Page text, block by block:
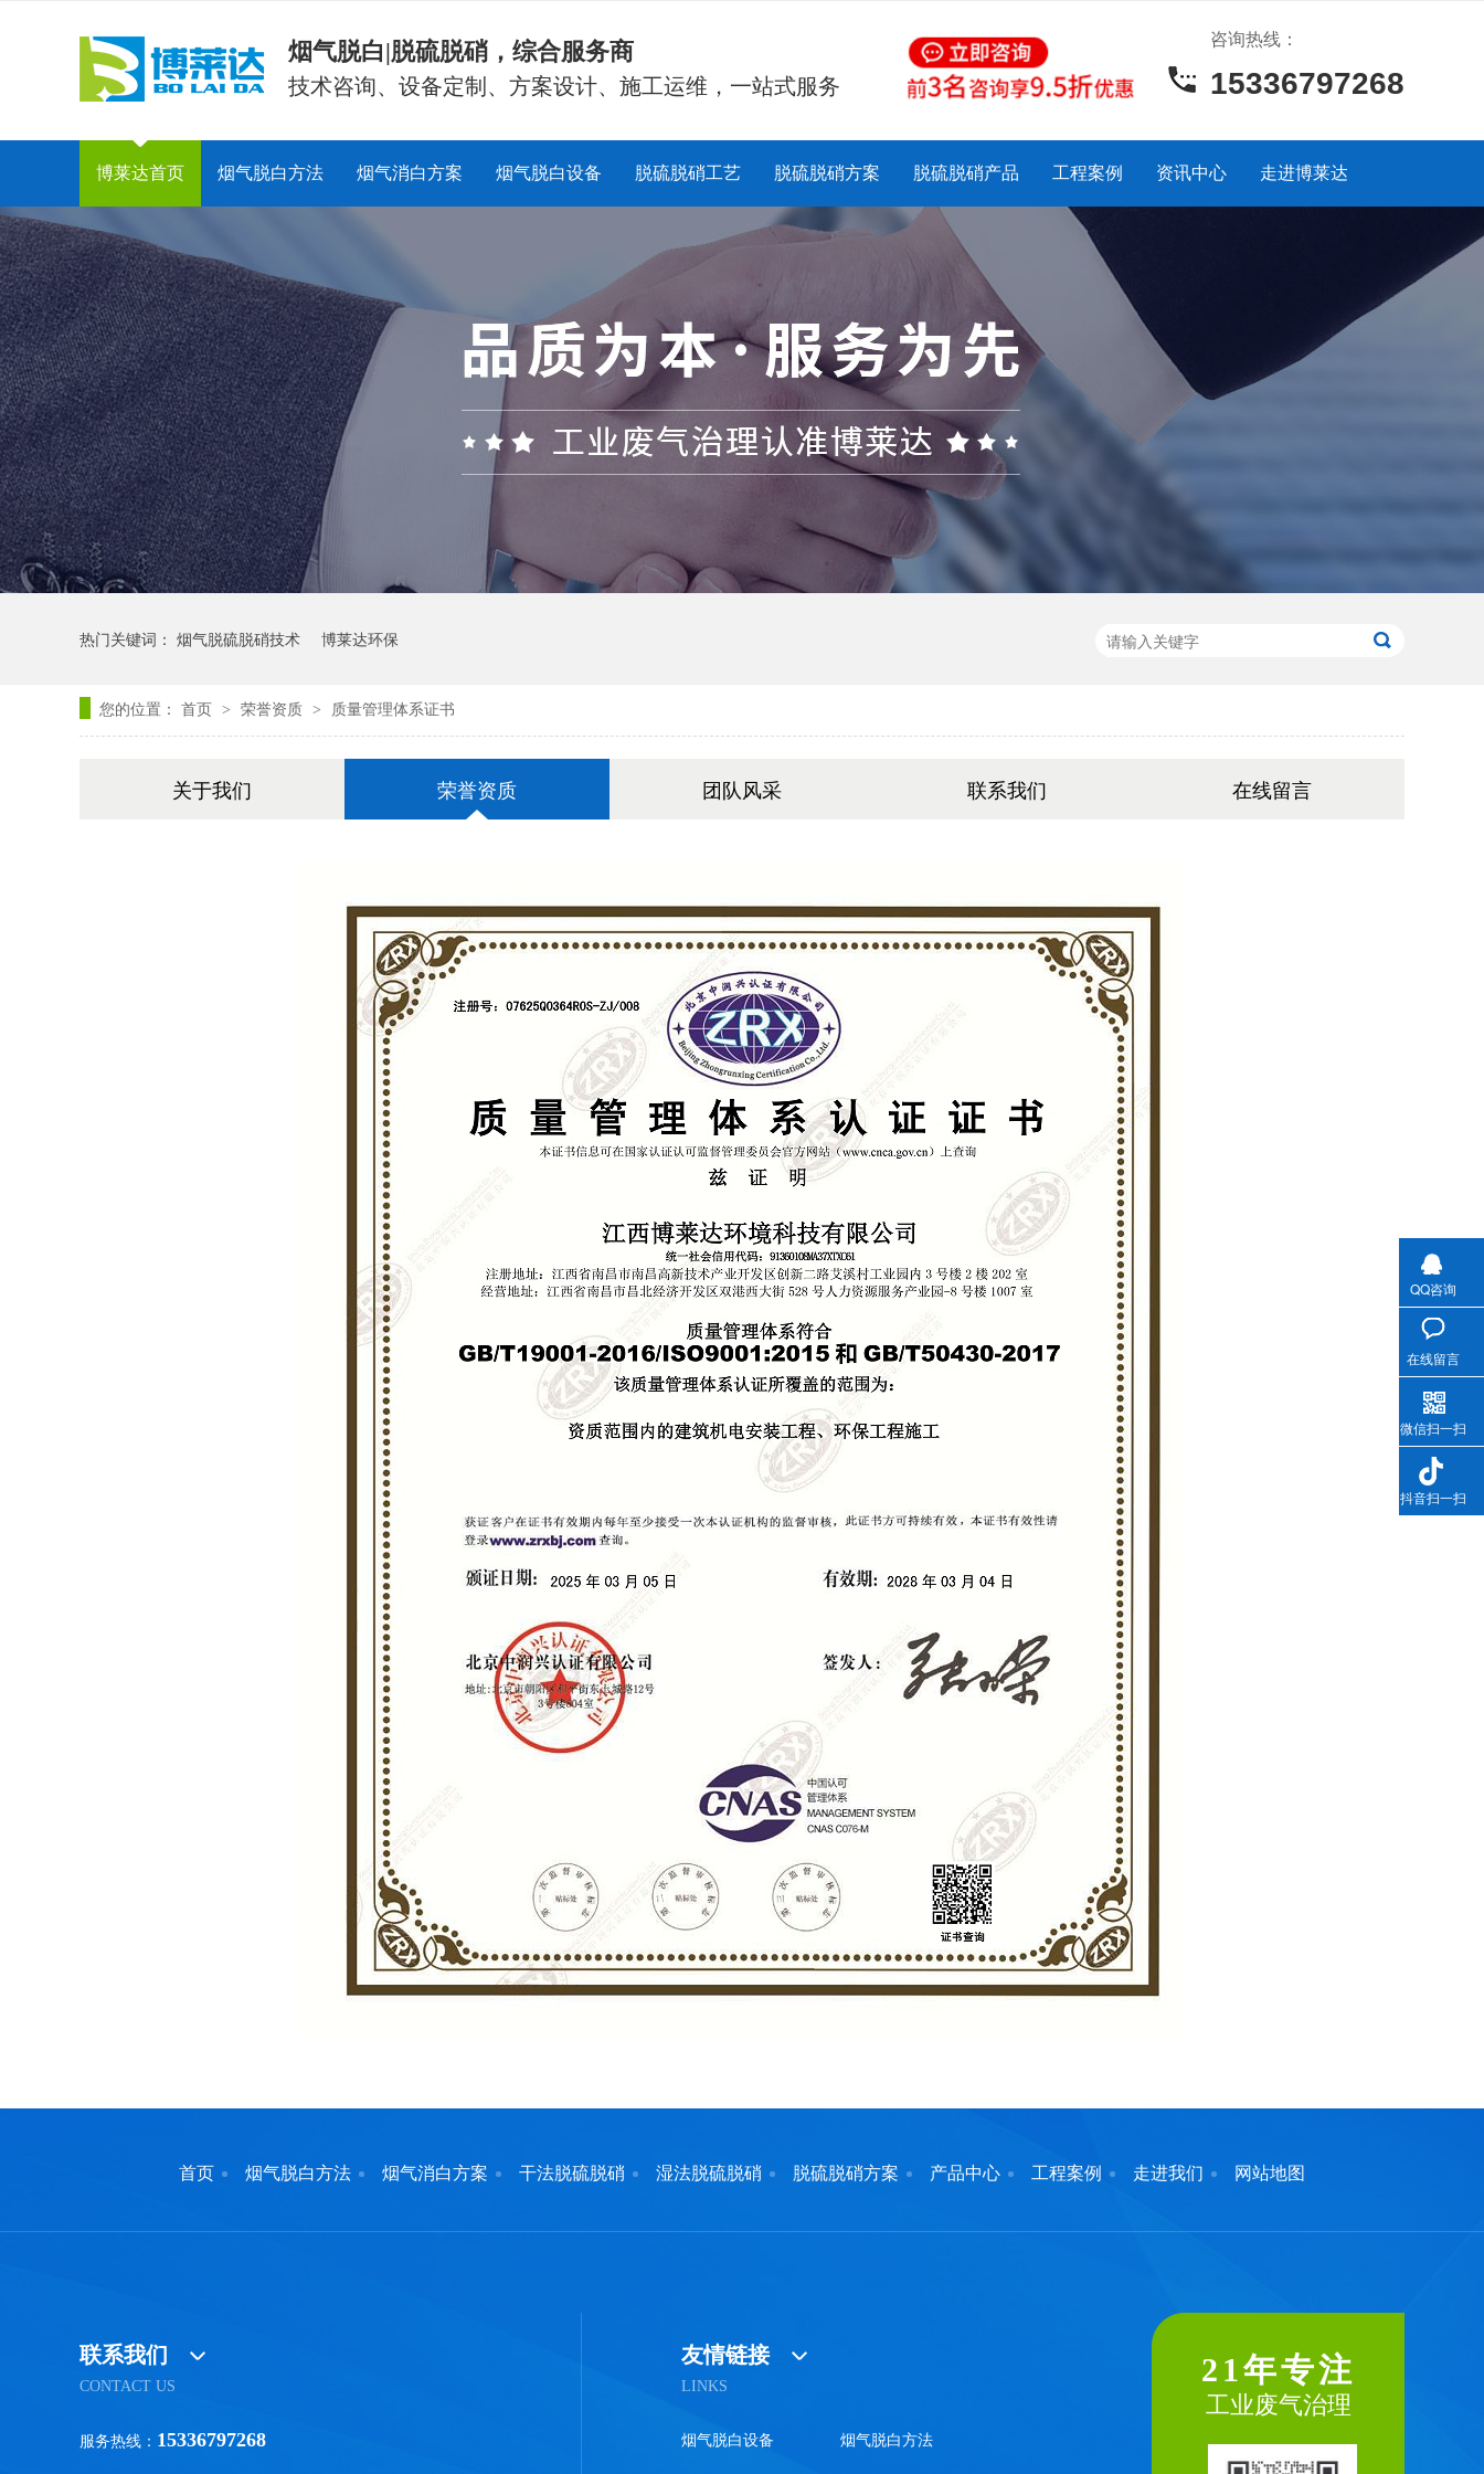
烟气脱白|脱硫脱硝，综合服务商
技术咨询、设备定制、方案设计、施工运维，一站式服务
咨询热线：
15336797268
博莱达首页 烟气脱白方法 烟气消白方案 烟气脱白设备 脱硫脱硝工艺 脱硫脱硝方案 脱硫脱硝产品 工程案例 资讯中心 走进博莱达
热门关键词： 烟气脱硫脱硝技术 博莱达环保
您的位置： 首页 > 荣誉资质 > 质量管理体系证书
关于我们 荣誉资质 团队风采 联系我们 在线留言
首页 烟气脱白方法 烟气消白方案 干法脱硫脱硝 湿法脱硫脱硝 脱硫脱硝方案 产品中心 工程案例 走进我们 网站地图
联系我们
CONTACT US
服务热线： 15336797268
友情链接
LINKS
烟气脱白设备 烟气脱白方法
21年专注
工业废气治理
QQ咨询
在线留言
微信扫一扫
抖音扫一扫